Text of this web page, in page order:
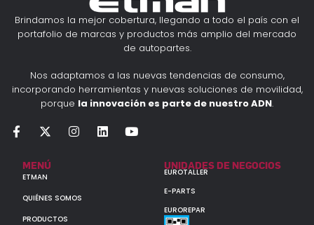
Brindamos la mejor cobertura, llegando a todo el país con el
portafolio de marcas y productos más amplio del mercado
de autopartes.
Nos adaptamos a las nuevas tendencias de consumo,
incorporando herramientas y nuevas soluciones de movilidad,
porque la innovación es parte de nuestro ADN.
MENÚ
ETMAN
QUIÉNES SOMOS
PRODUCTOS
UNIDADES DE NEGOCIOS
EUROTALLER
E-PARTS
EUROREPAR